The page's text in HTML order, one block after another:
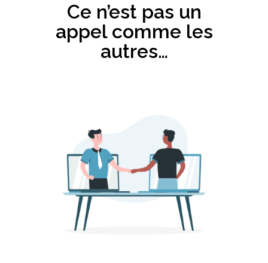
Ce n’est pas un
appel comme les
autres…​